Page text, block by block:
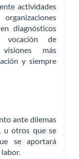
actividades
diagnósticos
vocación de
más
y siempre
ante dilemas
u otros que se
se aportará